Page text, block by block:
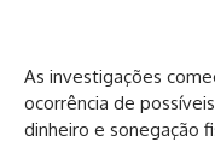
As investigações
ocorrência de
dinheiro e sonegação